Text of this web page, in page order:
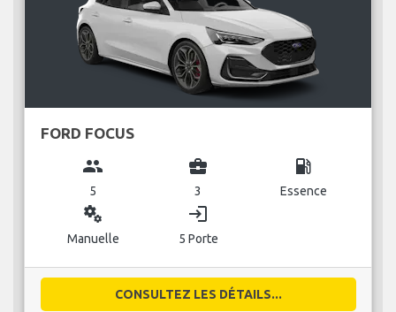
FORD FOCUS
group
5
business_center
3
local_gas_station
Essence
miscellaneous_services
Manuelle
login
5 Porte
CONSULTEZ LES DÉTAILS...